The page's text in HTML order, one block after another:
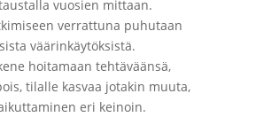
vuosien mittaan.
verrattuna puhutaan
väärinkäytöksistä.
hoitamaan tehtäväänsä,
tilalle kasvaa jotakin muuta,
eri keinoin.